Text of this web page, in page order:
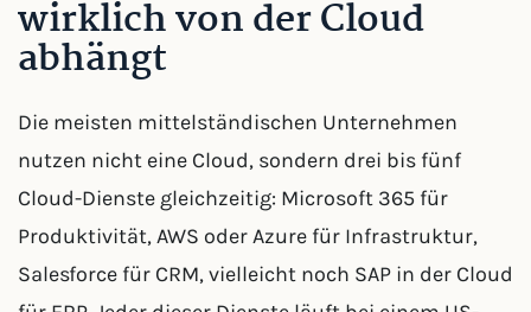
wirklich von der Cloud
abhängt
Die meisten mittelständischen Unternehmen
nutzen nicht eine Cloud, sondern drei bis fünf
Cloud-Dienste gleichzeitig: Microsoft 365 für
Produktivität, AWS oder Azure für Infrastruktur,
Salesforce für CRM, vielleicht noch SAP in der Cloud